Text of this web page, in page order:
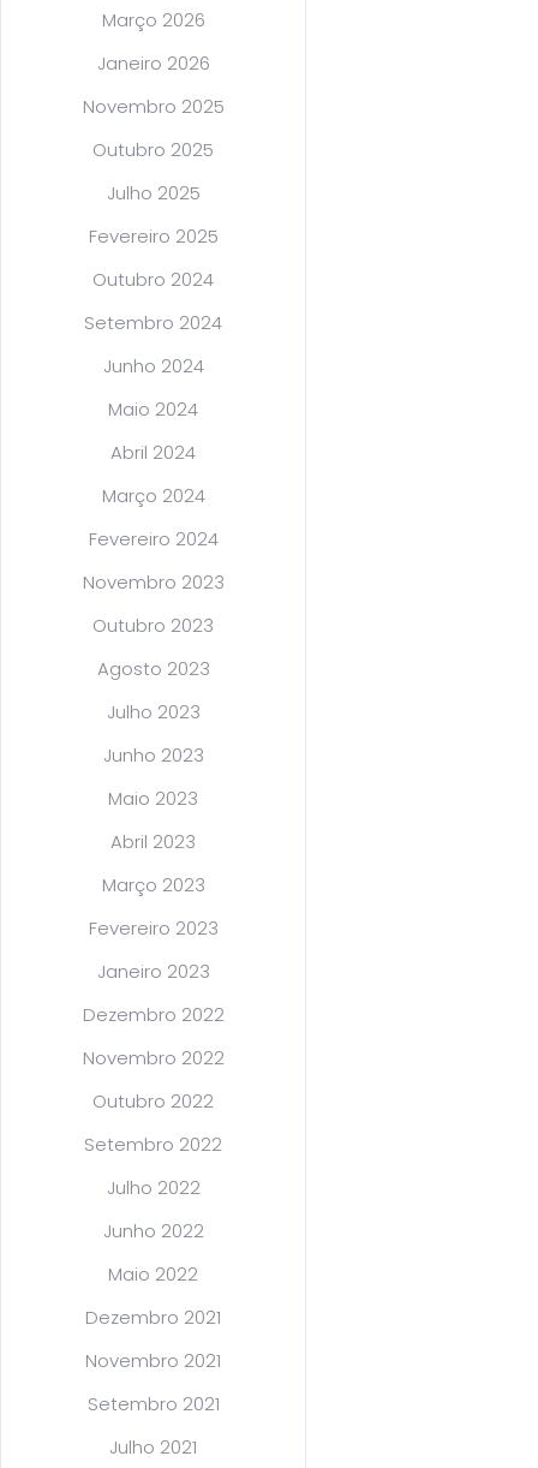
Março 2026
Janeiro 2026
Novembro 2025
Outubro 2025
Julho 2025
Fevereiro 2025
Outubro 2024
Setembro 2024
Junho 2024
Maio 2024
Abril 2024
Março 2024
Fevereiro 2024
Novembro 2023
Outubro 2023
Agosto 2023
Julho 2023
Junho 2023
Maio 2023
Abril 2023
Março 2023
Fevereiro 2023
Janeiro 2023
Dezembro 2022
Novembro 2022
Outubro 2022
Setembro 2022
Julho 2022
Junho 2022
Maio 2022
Dezembro 2021
Novembro 2021
Setembro 2021
Julho 2021